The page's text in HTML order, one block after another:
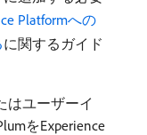
Platformへの
に関するガイド
はユーザーイ
をExperience